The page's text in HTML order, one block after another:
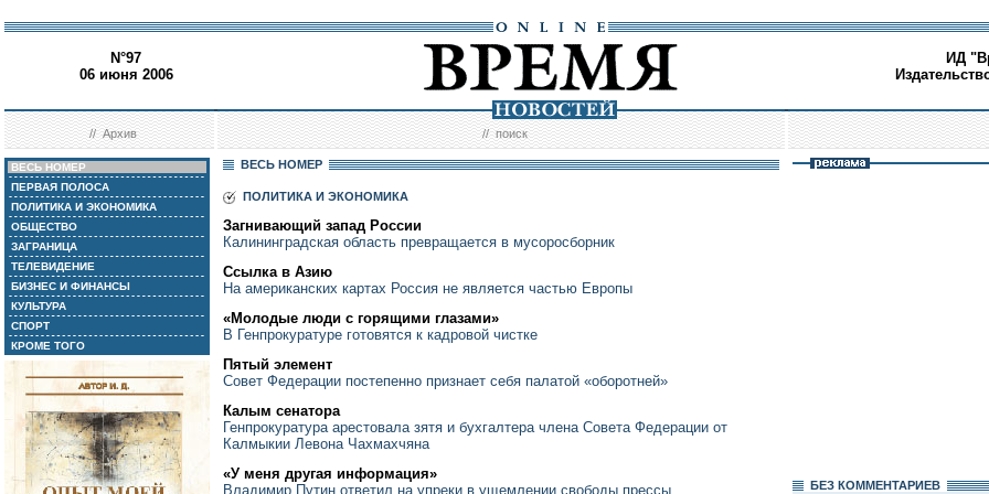
N°97
06 июня 2006
ИД
//Архив //поиск
ВЕСЬ НОМЕР
ПЕРВАЯ ПОЛОСА
ПОЛИТИКА И ЭКОНОМИКА
ОБЩЕСТВО
ЗАГРАНИЦА
ТЕЛЕВИДЕНИЕ
БИЗНЕС И ФИНАНСЫ
КУЛЬТУРА
СПОРТ
КРОМЕ ТОГО
ВЕСЬ НОМЕР
ПОЛИТИКА И ЭКОНОМИКА
Загнивающий запад России
Калининградская область превращается в мусоросборник
Ссылка в Азию
На американских картах Россия не является частью Европы
«Молодые люди с горящими глазами»
В Генпрокуратуре готовятся к кадровой чистке
Пятый элемент
Совет Федерации постепенно признает себя палатой «оборотней»
Калым сенатора
Генпрокуратура арестовала зятя и бухгалтера члена Совета Федерации от
Калмыкии Левона Чахмахчяна
«У меня другая информация»
Владимир Путин ответил на упреки в ущемлении свободы прессы
БЕЗ КОМMЕНТАРИЕВ